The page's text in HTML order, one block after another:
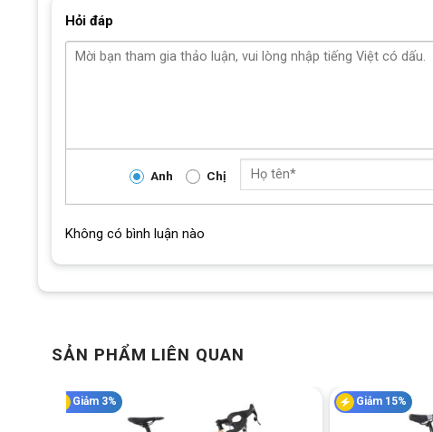
Hỏi đáp
Anh Chị
Không có bình luận nào
SẢN PHẨM LIÊN QUAN
Giảm 3% Giảm 15%